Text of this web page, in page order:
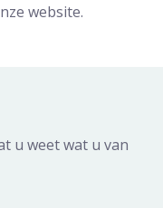
website.
u weet wat u van